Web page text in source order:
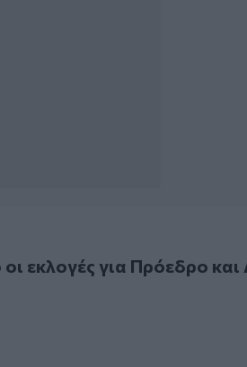
για Πρόεδρο και
εκλογές για Πρόεδρο